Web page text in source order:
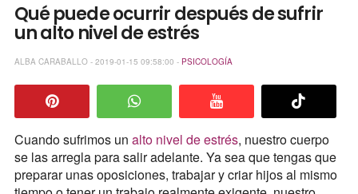
Qué puede ocurrir después de sufrir
un alto nivel de estrés
ALBA CARABALLO - 2019-01-15 09:58:00 - PSICOLOGÍA
Cuando sufrimos un alto nivel de estrés, nuestro cuerpo
se las arregla para salir adelante. Ya sea que tengas que
preparar unas oposiciones, trabajar y criar hijos al mismo